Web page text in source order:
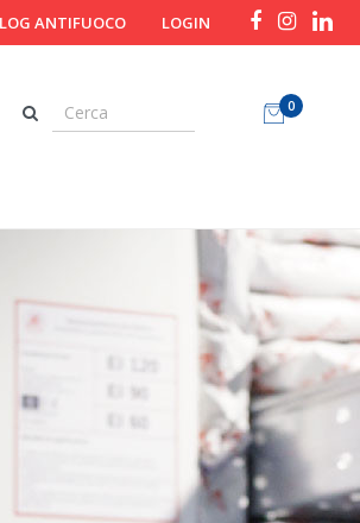
ANTIFUOCO LOGIN
0